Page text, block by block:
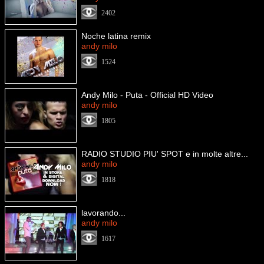
2402
Noche latina remix
andy milo
1524
Andy Milo - Puta - Official HD Video
andy milo
1805
RADIO STUDIO PIU' SPOT e in molte altre...
andy milo
1818
lavorando...
andy milo
1617